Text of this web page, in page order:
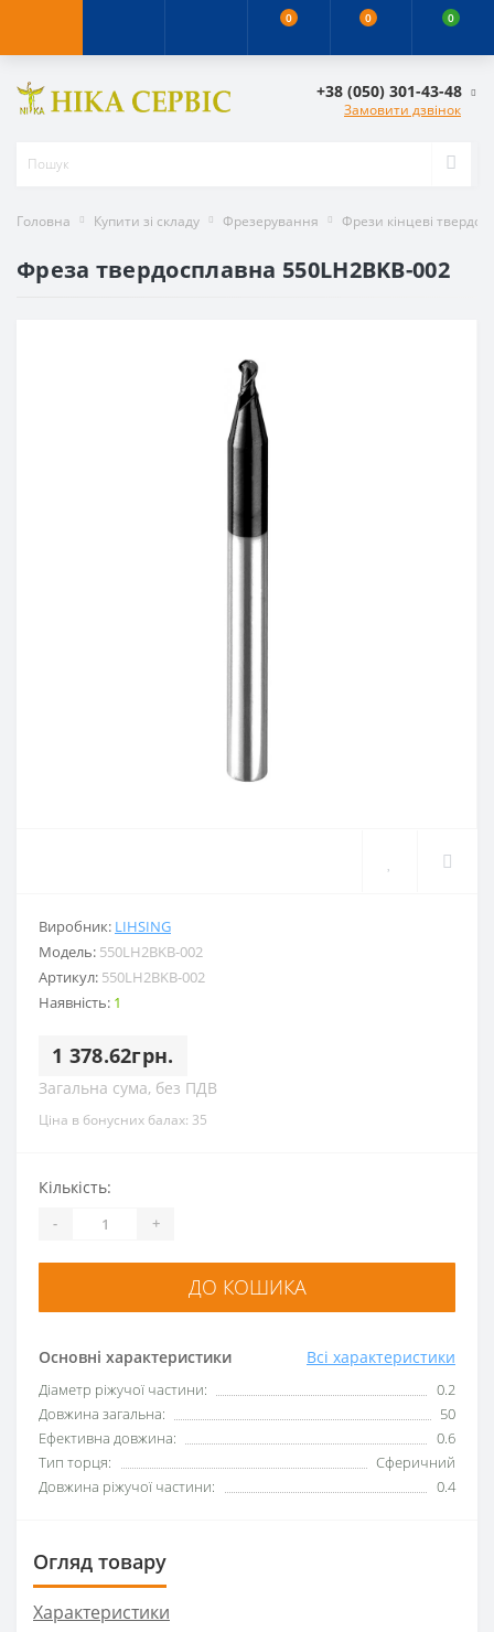
0 0 0
+38 (050) 301-43-48
Замовити дзвінок
Головна Купити зі складу Фрезерування Фрези кінцеві
Фреза твердосплавна 550LH2BKB-002
Виробник: LIHSING
Модель: 550LH2BKB-002
Артикул: 550LH2BKB-002
Наявність: 1
1 378.62грн.
Загальна сума, без ПДВ
Ціна в бонусних балах: 35
Основні характеристики Всі характеристики
Діаметр ріжучої частини:
0.2
Довжина загальна:
50
Ефективна довжина:
0.6
Тип торця:
Сферичний
Довжина ріжучої частини:
0.4
Кількість:
- +
ДО КОШИКА
Огляд товару
Характеристики